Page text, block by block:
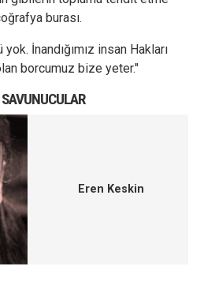
burası.
İnandığımız insan Hakları
borcumuz bize yeter."
Eren Keskin